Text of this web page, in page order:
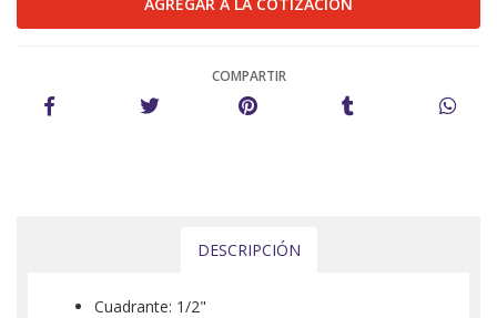
COMPARTIR
DESCRIPCIÓN
Cuadrante: 1/2"